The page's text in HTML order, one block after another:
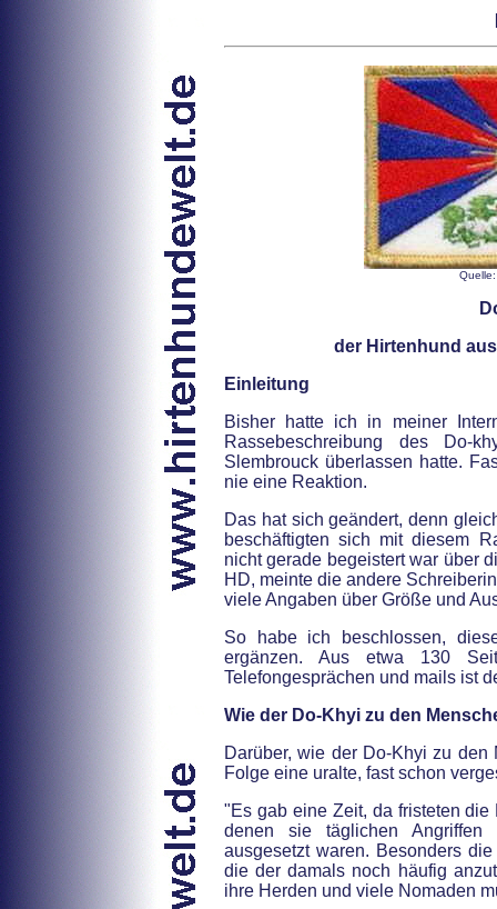
der Hirtenhund
Einleitung
Bisher hatte ich in meiner
Rassebeschreibung des Do-
Slembrouck überlassen hatte.
nie eine Reaktion.
Das hat sich geändert, denn
beschäftigten sich mit diesem
nicht gerade begeistert war über
HD, meinte die andere
viele Angaben über Größe und
So habe ich beschlossen,
ergänzen. Aus etwa 130
Telefongesprächen und mails ist
Wie der Do-Khyi zu den
Darüber, wie der Do-Khyi zu
Folge eine uralte, fast schon
"Es gab eine Zeit, da fristeten
denen sie täglichen
ausgesetzt waren. Besonders
die der damals noch häufig
ihre Herden und viele Nomaden